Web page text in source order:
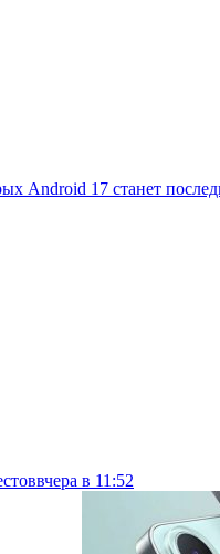
Android 17 станет
вчера в 11:52